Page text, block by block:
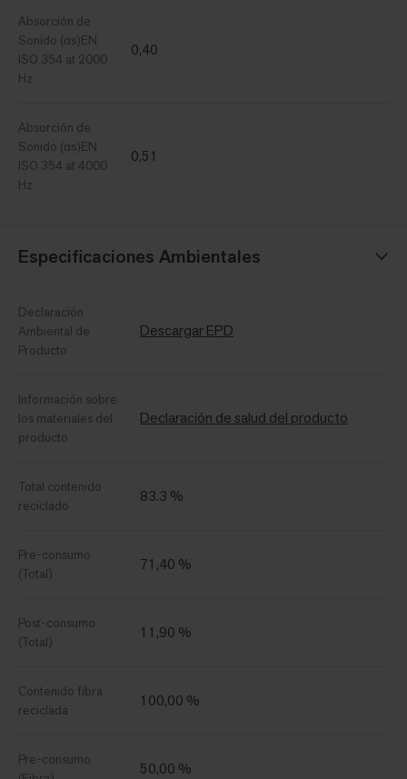
Absorción de
Sonido (αs)EN
ISO 354 at 2000
Hz
0,40
Absorción de
Sonido (αs)EN
ISO 354 at 4000
Hz
0,51
Especificaciones Ambientales
Declaración
Ambiental de
Producto
Descargar EPD
Información sobre
los materiales del
producto
Declaración de salud del producto
Total contenido
reciclado
83.3 %
Pre-consumo
(Total)
71,40 %
Post-consumo
(Total)
11,90 %
Contenido fibra
reciclada
100,00 %
Pre-consumo
50,00 %